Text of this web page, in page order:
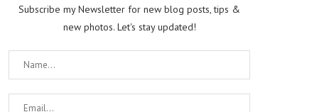
Subscribe my Newsletter for new blog posts, tips &
new photos. Let's stay updated!